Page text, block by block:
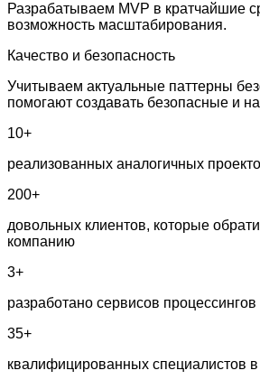
Разрабатываем MVP в кратчайшие
возможность масштабирования.
Качество и безопасность
Учитываем актуальные паттерны
помогают создавать безопасные и
10+
реализованных аналогичных
200+
довольных клиентов, которые
компанию
3+
разработано сервисов
35+
квалифицированных специалистов